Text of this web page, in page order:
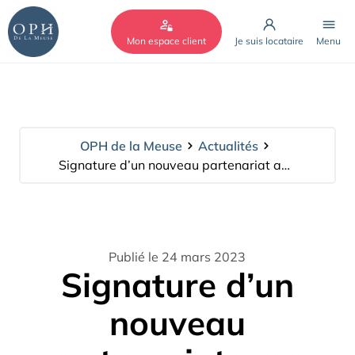
Mon espace client Je suis locataire Menu
OPH de la Meuse
Actualités
Signature d’un nouveau partenariat avec Présence Verte
Publié le 24 mars 2023
Signature d’un
nouveau
Cookies management panel